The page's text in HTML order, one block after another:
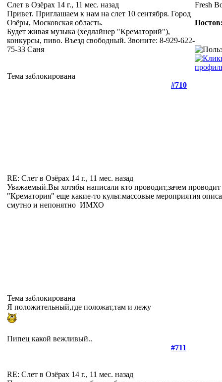
Слет в Озёрах 14 г., 11 мес. назад
Привет. Приглашаем к нам на слет 10 сентября. Город
Озёры, Московская область.
Будет живая музыка (хедлайнер "Крематорий"),
конкурсы, пиво. Въезд свободный. Звоните: 8-929-622-
75-33 Саня
Fresh
Тема заблокирована
#710
RE: Слет в Озёрах 14 г., 11 мес. назад
Уважаемый.Вы хотябы написали кто проводит,зачем
"Крематория" еще какие-то культ.массовые мероприятия
смутно и непонятно ИМХО
Тема заблокирована
Я положительный,где положат,там и лежу
Пипец какой вежливый..
#711
RE: Слет в Озёрах 14 г., 11 мес. назад